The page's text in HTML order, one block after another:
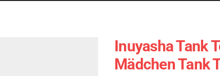
Inuyasha Tank
Mädchen Tank